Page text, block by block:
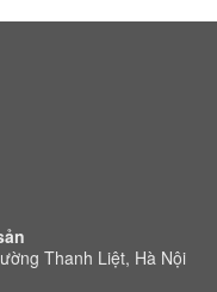
Thanh Liệt, Hà Nội